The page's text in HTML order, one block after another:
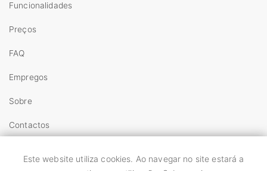
Funcionalidades
Preços
FAQ
Empregos
Sobre
Contactos
Este website utiliza cookies. Ao navegar no site estará a